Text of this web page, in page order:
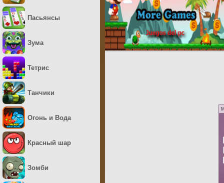
Пасьянсы
Зума
Тетрис
Танчики
Огонь и Вода
Красный шар
Зомби